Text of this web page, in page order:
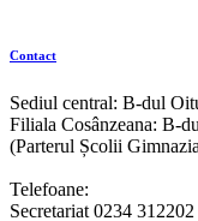
Contact
Sediul central: B-dul
Filiala Cosânzeana: B-
(Parterul Școlii
Telefoane:
Secretariat 0234 312202